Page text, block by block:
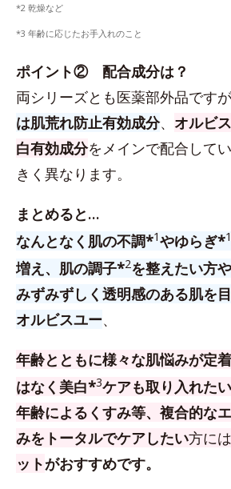
*2 乾燥など
*3 年齢に応じたお手入れのこと
ポイント② 配合成分は？
両シリーズとも医薬部外品ですが
は肌荒れ防止有効成分、 オルビ
白有効成分をメインで配合して
きく異なります。
まとめると…
なんとなく肌の不調*1やゆらぎ*1
増え、肌の調子*2を整えたい方
みずみずしく透明感のある肌を
オルビスユー、
年齢とともに様々な肌悩みが定
はなく美白*3ケアも取り入れたい
年齢によるくすみ等、複合的な
みをトータルでケアしたい方には
ットがおすすめです。